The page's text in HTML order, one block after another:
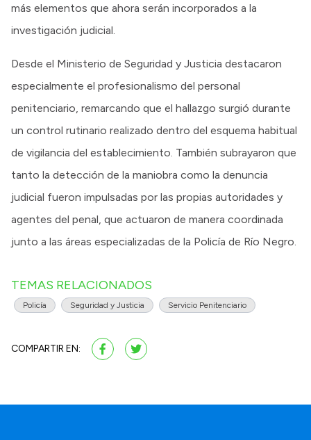
más elementos que ahora serán incorporados a la
investigación judicial.
Desde el Ministerio de Seguridad y Justicia destacaron
especialmente el profesionalismo del personal
penitenciario, remarcando que el hallazgo surgió durante
un control rutinario realizado dentro del esquema habitual
de vigilancia del establecimiento. También subrayaron que
tanto la detección de la maniobra como la denuncia
judicial fueron impulsadas por las propias autoridades y
agentes del penal, que actuaron de manera coordinada
junto a las áreas especializadas de la Policía de Río Negro.
TEMAS RELACIONADOS
Policía Seguridad y Justicia Servicio Penitenciario
COMPARTIR EN: